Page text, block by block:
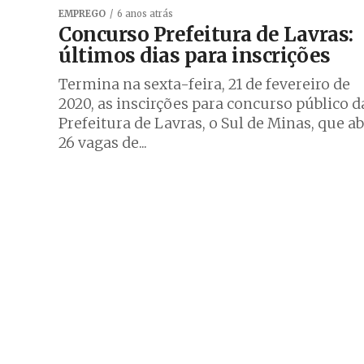
EMPREGO 6 anos atrás
Concurso Prefeitura de Lavras:
últimos dias para inscrições
Termina na sexta-feira, 21 de fevereiro de
2020, as inscirções para concurso público
Prefeitura de Lavras, o Sul de Minas, que
26 vagas de...